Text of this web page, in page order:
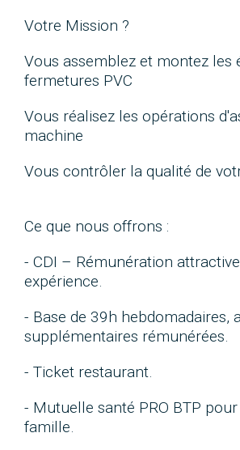
Votre Mission ?
Vous assemblez et montez les
fermetures PVC
Vous réalisez les opérations
machine
Vous contrôler la qualité de
Ce que nous offrons :
- CDI – Rémunération
expérience.
- Base de 39h hebdomadaires,
supplémentaires rémunérées.
- Ticket restaurant.
- Mutuelle santé PRO BTP
famille.